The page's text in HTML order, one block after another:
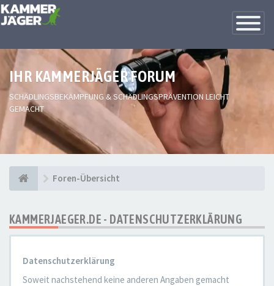
Toggle
IHR KAMMERJÄGER FORUM
SCHÄDLINGSBEKÄMPFUNG & SCHÄDLINGSPRÄVENTION LEICHT
GEMACHT
Foren-Übersicht
KAMMERJAEGER.DE - DATENSCHUTZERKLÄRUNG
Datenschutzerklärung
Soweit nachstehend keine anderen Angaben gemacht